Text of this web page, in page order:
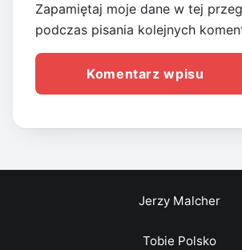
Zapamiętaj moje dane w tej
podczas pisania kolejnych
Jerzy Malcher
Tobie Polsko